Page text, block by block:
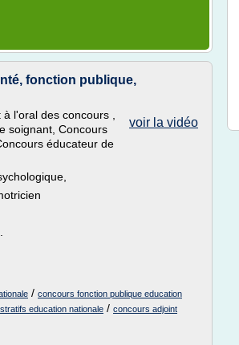
fonction publique,
voir la vidéo
l'oral des concours ,
soignant, Concours
éducateur de
/ concours fonction publique education
education nationale / concours adjoint